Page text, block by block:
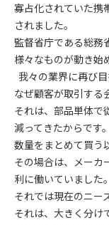
寡占化されていた携
されました。
監督省庁である総務
様々なものが動き始
我々の業界に再び目
なぜ顧客が取引する
それは、部品単体で
減ってきたからです。
数量をまとめて買う
その場合は、メーカ
利に働いていました。
それでは現在のニー
それは、大きく分け